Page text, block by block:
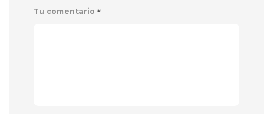
Tu comentario *